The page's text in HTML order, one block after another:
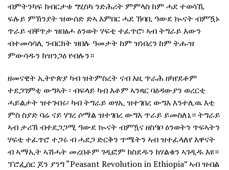
ብምትንካፍ ክብርታቱ ግሂስካ ንድሕሪት ምምላስ ከም ሓደ ተወሳኺ
ፍሉይ ምኽንያት ዝውሰድ ድኣ እምበር ሓደ ኸባቢ ዓውደ ኲናት ብምዃኑ
ጥራይ ብቐጥታ ዝበፅሖ ዕንወት ሃፍቲ ተፈጥሮ፡ ኣብ ትግራይ እውን
ብተመሳሳሊ ንብርክት ዝበሉ ዓመታት ከም ዝነበረን ከም ትሑዝ
ምውሳዱን ክዝንጋዕ የብሉን።
ዘመናዊት ኢትዮጵያ ካብ ዝትምስረት ናብ እዚ ጥራሕ ዘካየደቶም
ተደጋገምቲ ውግኣት ፡ ብፍላይ ካብ እቶም ኣንጻር ባዕዳውያን ወረርቲ
ሓይልታት ዝተገብሩ፡ ካብ ትግራይ ወፃኢ ዝተገበረ ውግእ እንተሊዉ እቲ
ምስ ስያድ ባሬ ናይ ሃገረ ሶማል ዝተገበረ ውግእ ጥራይ ይመስለኒ። ትግራይ
ኣብ ታሪኽ ብተደጋጋሚ ዓውደ ኲናት ብምዃና ዘስዓቦ ዕንወትን ጥፍኣትን
ሃፍቲ ተፈጥሮ ተጋሩ ብ ሓደጋ ድርቅን ጥሜትን ኣብ ዝተፈላለየ እዋናት
ብ ኣማኢት ኣሽሓት መረበቶም ገዲፎም ክስደዱን ክሃልቁን ኣገዲዱ እዩ።
ፕሮፌሰር ጆን ያንግ “Peasant Revolution in Ethiopia” ኣብ ዝብል